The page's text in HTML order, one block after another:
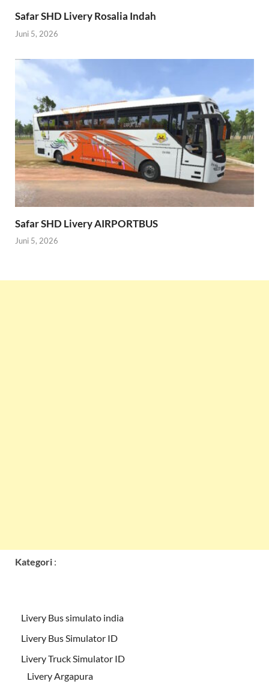
Safar SHD Livery Rosalia Indah
Juni 5, 2026
Safar SHD Livery AIRPORTBUS
Juni 5, 2026
Kategori :
Livery Bus simulato india
Livery Bus Simulator ID
Livery Truck Simulator ID
Livery Argapura